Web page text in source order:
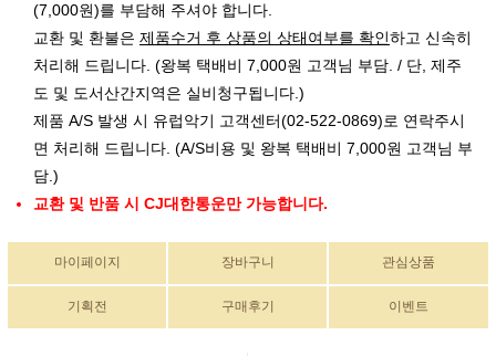
(7,000원)를 부담해 주셔야 합니다.
교환 및 환불은 제품수거 후 상품의 상태여부를 확인하고 신속히
처리해 드립니다. (왕복 택배비 7,000원 고객님 부담. / 단, 제주
도 및 도서산간지역은 실비청구됩니다.)
제품 A/S 발생 시 유럽악기 고객센터(02-522-0869)로 연락주시
면 처리해 드립니다. (A/S비용 및 왕복 택배비 7,000원 고객님 부
담.)
교환 및 반품 시 CJ대한통운만 가능합니다.
마이페이지 장바구니 관심상품
기획전 구매후기 이벤트